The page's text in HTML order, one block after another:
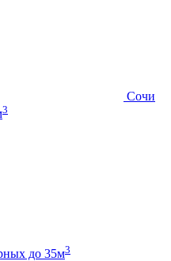
Сочи
3
до 35м3